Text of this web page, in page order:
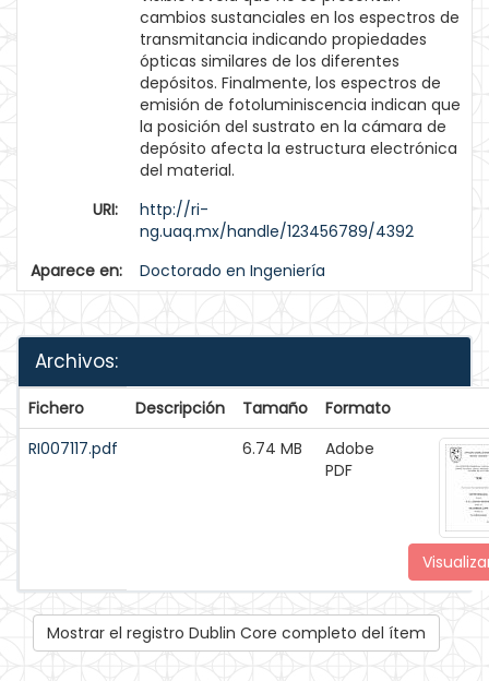
cambios sustanciales en los espectros de
transmitancia indicando propiedades
ópticas similares de los diferentes
depósitos. Finalmente, los espectros de
emisión de fotoluminiscencia indican que
la posición del sustrato en la cámara de
depósito afecta la estructura electrónica
del material.
URI:
http://ri-
ng.uaq.mx/handle/123456789/4392
Aparece en:
Doctorado en Ingeniería
Archivos:
Fichero Descripción Tamaño
Formato
RI007117.pdf
6.74 MB
Adobe
PDF
Mostrar el registro Dublin Core completo del ítem